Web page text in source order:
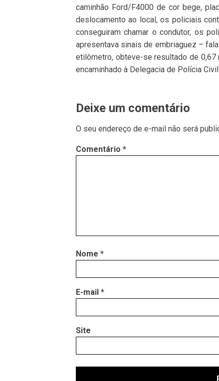
caminhão Ford/F4000 de cor bege,
deslocamento ao local, os policiais
conseguiram chamar o condutor, os
apresentava sinais de embriaguez –
etilômetro, obteve-se resultado de
encaminhado à Delegacia de Polícia
Deixe um comentário
O seu endereço de e-mail não será
Comentário *
Nome *
E-mail *
Site